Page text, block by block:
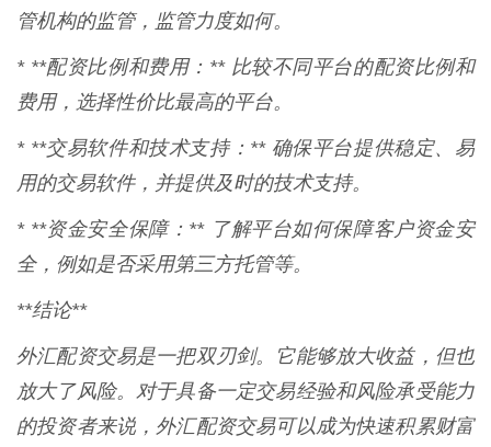
管机构的监管，监管力度如何。
* **配资比例和费用：** 比较不同平台的配资比例和
费用，选择性价比最高的平台。
* **交易软件和技术支持：** 确保平台提供稳定、易
用的交易软件，并提供及时的技术支持。
* **资金安全保障：** 了解平台如何保障客户资金安
全，例如是否采用第三方托管等。
**结论**
外汇配资交易是一把双刃剑。它能够放大收益，但也
放大了风险。对于具备一定交易经验和风险承受能力
的投资者来说，外汇配资交易可以成为快速积累财富